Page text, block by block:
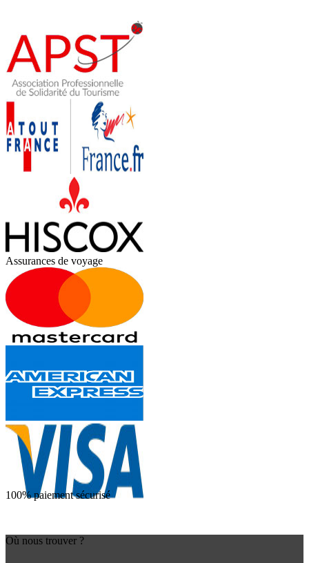
Assurances de voyage
100% paiement sécurisé
Où nous trouver ?